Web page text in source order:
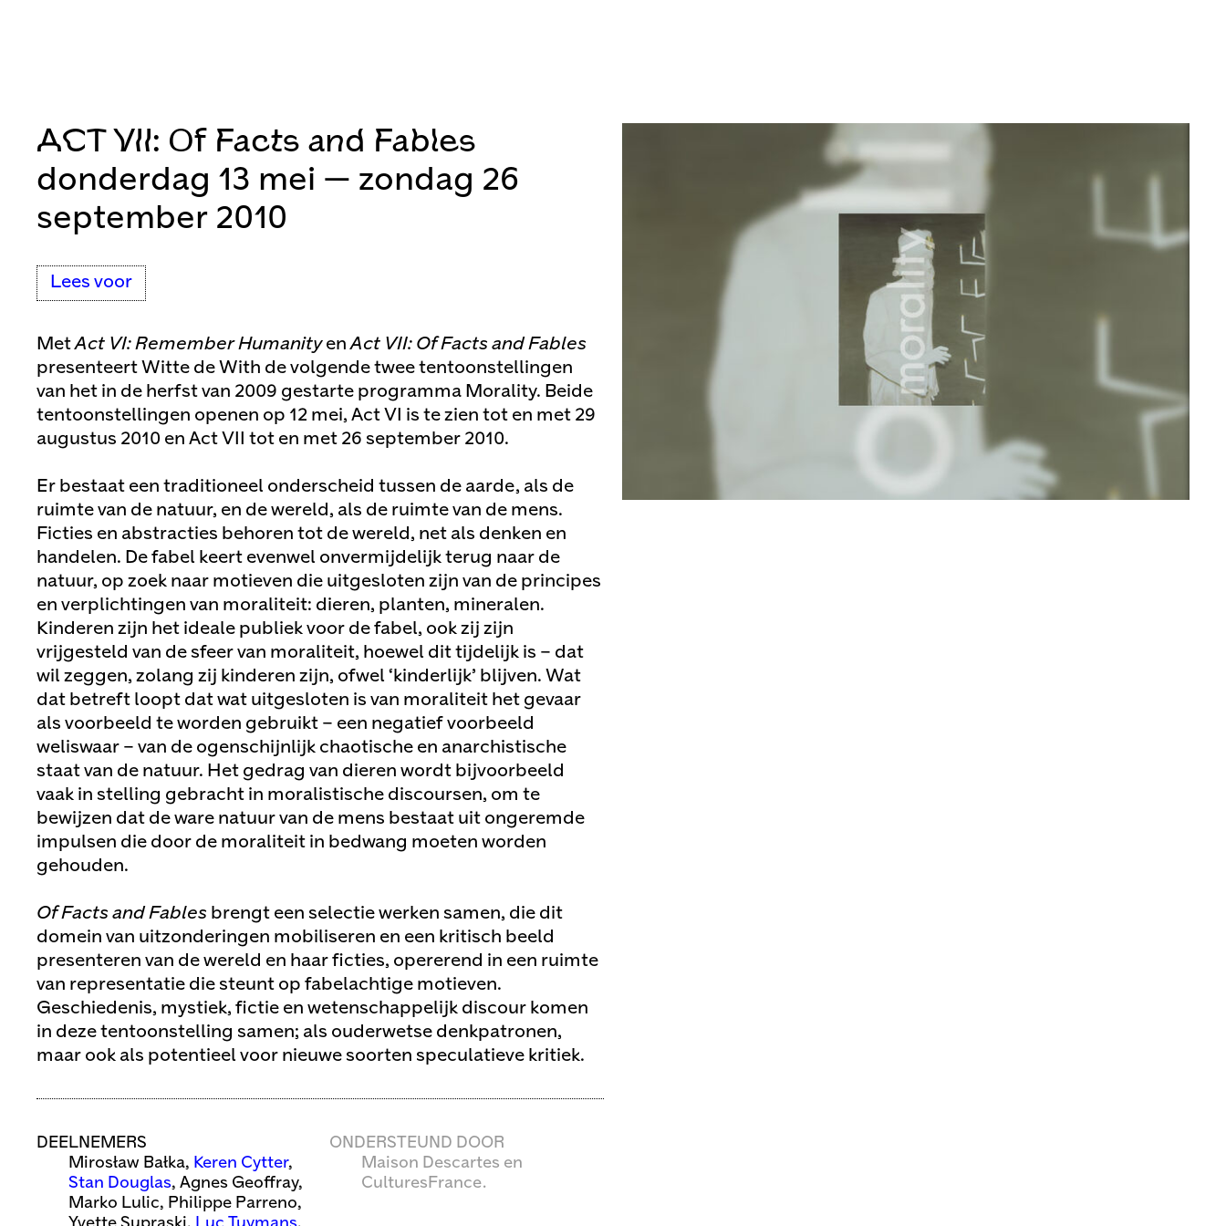
ACT VII: Of Facts and Fables
donderdag 13 mei — zondag 26
september 2010
Lees voor
MetAct VI: Remember HumanityenAct VII: Of Facts and Fables
presenteert Witte de With de volgende twee tentoonstellingen
van het in de herfst van 2009 gestarte programma Morality. Beide
tentoonstellingen openen op 12 mei, Act VI is te zien tot en met 29
augustus 2010 en Act VII tot en met 26 september 2010.
Er bestaat een traditioneel onderscheid tussen de aarde, als de
ruimte van de natuur, en de wereld, als de ruimte van de mens.
Ficties en abstracties behoren tot de wereld, net als denken en
handelen. De fabel keert evenwel onvermijdelijk terug naar de
natuur, op zoek naar motieven die uitgesloten zijn van de principes
en verplichtingen van moraliteit: dieren, planten, mineralen.
Kinderen zijn het ideale publiek voor de fabel, ook zij zijn
vrijgesteld van de sfeer van moraliteit, hoewel dit tijdelijk is – dat
wil zeggen, zolang zij kinderen zijn, ofwel ‘kinderlijk’ blijven. Wat
dat betreft loopt dat wat uitgesloten is van moraliteit het gevaar
als voorbeeld te worden gebruikt – een negatief voorbeeld
weliswaar – van de ogenschijnlijk chaotische en anarchistische
staat van de natuur. Het gedrag van dieren wordt bijvoorbeeld
vaak in stelling gebracht in moralistische discoursen, om te
bewijzen dat de ware natuur van de mens bestaat uit ongeremde
impulsen die door de moraliteit in bedwang moeten worden
gehouden.
Of Facts and Fables brengt een selectie werken samen, die dit
domein van uitzonderingen mobiliseren en een kritisch beeld
presenteren van de wereld en haar ficties, opererend in een ruimte
van representatie die steunt op fabelachtige motieven.
Geschiedenis, mystiek, fictie en wetenschappelijk discour komen
in deze tentoonstelling samen; als ouderwetse denkpatronen,
maar ook als potentieel voor nieuwe soorten speculatieve kritiek.
DEELNEMERS
Mirosław Bałka, Keren Cytter,
Stan Douglas, Agnes Geoffray,
Marko Lulic, Philippe Parreno,
ONDERSTEUND DOOR
Maison Descartes en
CulturesFrance.